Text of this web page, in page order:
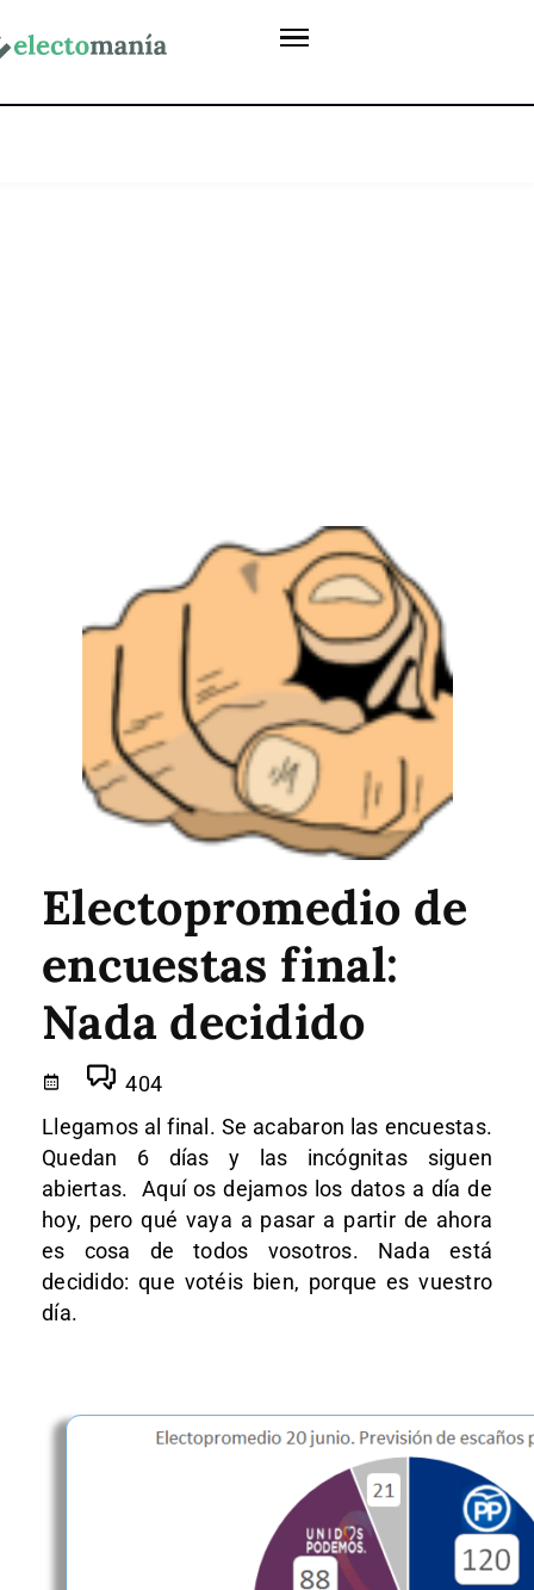
Electopromedio de
encuestas final:
Nada decidido
404
Llegamos al final. Se acabaron las encuestas.
Quedan 6 días y las incógnitas siguen
abiertas. Aquí os dejamos los datos a día de
hoy, pero qué vaya a pasar a partir de ahora
es cosa de todos vosotros. Nada está
decidido: que votéis bien, porque es vuestro
día.